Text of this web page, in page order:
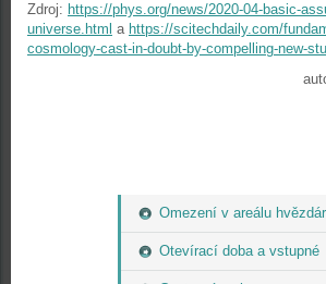
Omezení v areálu
Otevírací doba a vstupné
Zdroj: https://phys.org/news/2020-04-basic-
universe.html a https://scitechdaily.com/
cosmology-cast-in-doubt-by-compelling-new-